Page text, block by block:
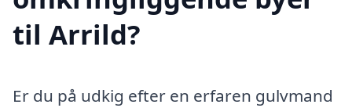
til Arrild?
Er du på udkig efter en erfaren gulvmand